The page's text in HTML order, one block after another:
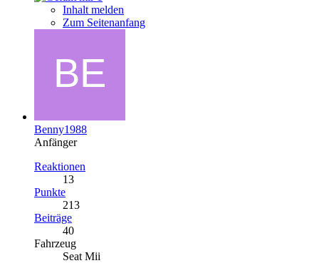
Inhalt melden
Zum Seitenanfang
Benny1988
Anfänger
Reaktionen
13
Punkte
213
Beiträge
40
Fahrzeug
Seat Mii